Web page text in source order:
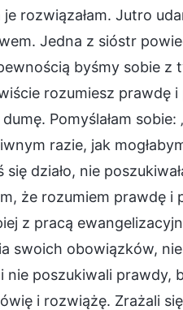
rozwiązałam. Jutro
Jedna z sióstr
byśmy sobie z
rozumiesz prawdę
Pomyślałam sobie:
razie, jak
działo, nie
że rozumiem prawdę
z pracą
obowiązków, nie
nie poszukiwali prawdy,
i rozwiążę. Zrażali